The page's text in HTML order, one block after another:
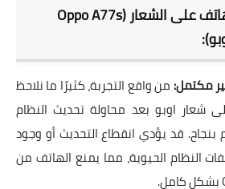
مشاكل تعليق الهاتف على الشعار (Oppo A77s
مكتمل: من واقع التجربة، كثيرًا ما نلاحظ
بعد محاولة تحديث النظام
بنجاح. قد يؤدي انقطاع التحديث أو وجود
النظام الحيوية، مما يمنع الهاتف من
بشكل كامل.